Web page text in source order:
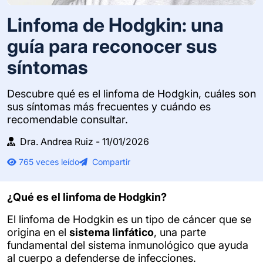
Linfoma de Hodgkin: una
guía para reconocer sus
síntomas
Descubre qué es el linfoma de Hodgkin, cuáles son
sus síntomas más frecuentes y cuándo es
recomendable consultar.
Dra. Andrea Ruiz - 11/01/2026
765 veces leído Compartir
¿Qué es el linfoma de Hodgkin?
El linfoma de Hodgkin es un tipo de cáncer que se
origina en el sistema linfático, una parte
fundamental del sistema inmunológico que ayuda
al cuerpo a defenderse de infecciones.